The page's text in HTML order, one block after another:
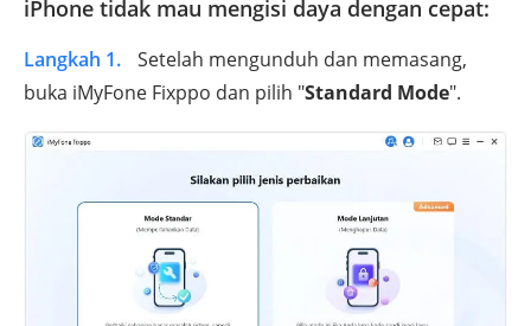
iPhone tidak mau mengisi daya dengan cepat:
Langkah 1.
Setelah mengunduh dan memasang,
buka iMyFone Fixppo dan pilih "Standard Mode".